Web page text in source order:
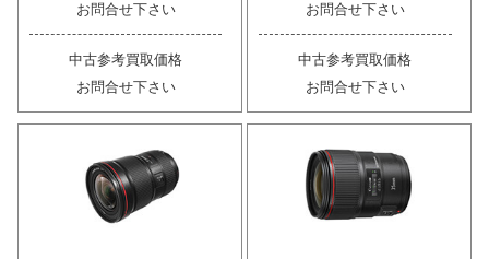
お問合せ下さい
中古参考買取価格
お問合せ下さい
お問合せ下さい
中古参考買取価格
お問合せ下さい